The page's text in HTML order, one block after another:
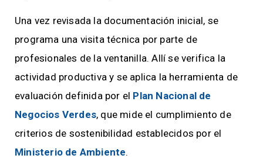
Una vez revisada la documentación inicial, se
programa una visita técnica por parte de
profesionales de la ventanilla. Allí se verifica la
actividad productiva y se aplica la herramienta de
evaluación definida por el Plan Nacional de
Negocios Verdes, que mide el cumplimiento de
criterios de sostenibilidad establecidos por el
Ministerio de Ambiente.